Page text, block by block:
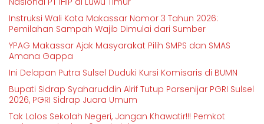
Instruksi Wali Kota Makassar Nomor 3 Tahun 2026:
Pemilahan Sampah Wajib Dimulai dari Sumber
YPAG Makassar Ajak Masyarakat Pilih SMPS dan SMAS
Amana Gappa
Ini Delapan Putra Sulsel Duduki Kursi Komisaris di BUMN
Bupati Sidrap Syaharuddin Alrif Tutup Porsenijar PGRI Sulsel
2026, PGRI Sidrap Juara Umum
Tak Lolos Sekolah Negeri, Jangan Khawatir!!! Pemkot